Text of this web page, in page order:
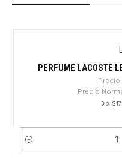
PERFUME LACOSTE
Precio
Precio
3 x
Cantidad